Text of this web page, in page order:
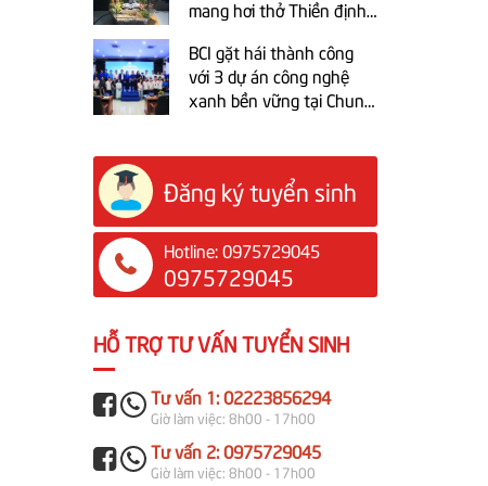
mang hơi thở Thiền định
BCI gặt hái thành công
với 3 dự án công nghệ
xanh bền vững tại Chung
Đăng ký tuyển sinh
Hotline: 0975729045
0975729045
HỖ TRỢ TƯ VẤN TUYỂN SINH
Tư vấn 1: 02223856294
Giờ làm việc: 8h00 - 17h00
Tư vấn 2: 0975729045
Giờ làm việc: 8h00 - 17h00